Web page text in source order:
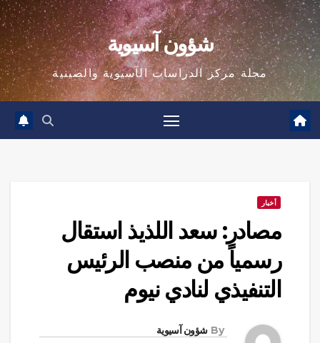
شؤون آسيوية
مجلة مركز الدراسات الآسيوية والصينية
أخبار
مصادر: سعد اللذيذ استقال
رسمياً من منصب الرئيس
التنفيذي لنادي نيوم
By شؤون آسيوية